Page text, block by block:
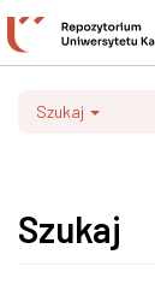
Szukaj
Szukaj